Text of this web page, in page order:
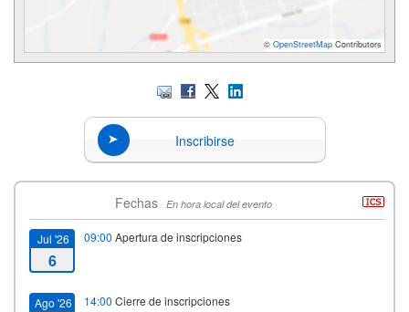
© OpenStreetMap Contributors
Inscribirse
Fechas En hora local del evento
Jul '26
6
09:00 Apertura de inscripciones
Ago '26 14:00 Cierre de inscripciones